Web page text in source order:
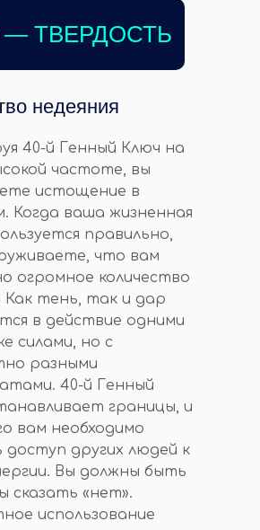
— ТВЕРДОСТЬ
недеяния
40-й Генный Ключ на
частоте, вы
истощение в
Когда ваша жизненная
правильно,
что вам
огромное количество
Как тень, так и дар
в действие одними
силами, но с
разными
40-й Генный
границы, и
вам необходимо
доступ других людей к
Вы должны быть
сказать «нет».
использование